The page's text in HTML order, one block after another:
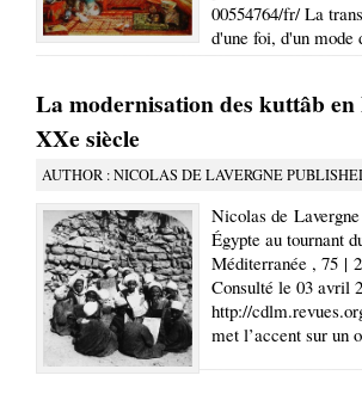
00554764/fr/ La
d'une foi, d'un
La modernisation des kuttâb
XXe siècle
AUTHOR : NICOLAS DE LAVERGNE
Nicolas de
Égypte au tournant
Méditerranée , 75 |
Consulté le 03 avril
http://
met l’accent sur un